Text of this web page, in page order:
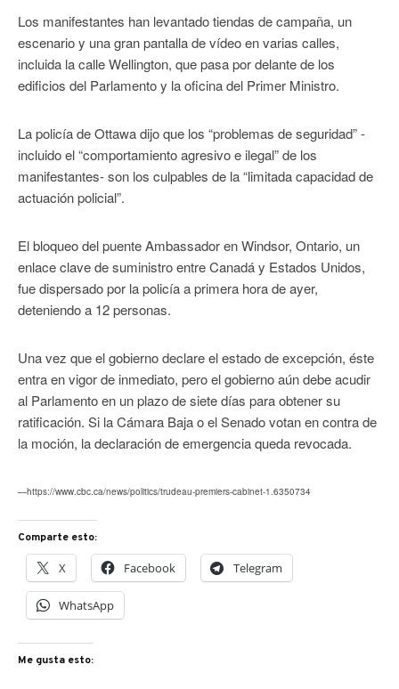
Los manifestantes han levantado tiendas de campaña, un
escenario y una gran pantalla de vídeo en varias calles,
incluida la calle Wellington, que pasa por delante de los
edificios del Parlamento y la oficina del Primer Ministro.
La policía de Ottawa dijo que los “problemas de seguridad” -
incluido el “comportamiento agresivo e ilegal” de los
manifestantes- son los culpables de la “limitada capacidad de
actuación policial”.
El bloqueo del puente Ambassador en Windsor, Ontario, un
enlace clave de suministro entre Canadá y Estados Unidos,
fue dispersado por la policía a primera hora de ayer,
deteniendo a 12 personas.
Una vez que el gobierno declare el estado de excepción, éste
entra en vigor de inmediato, pero el gobierno aún debe acudir
al Parlamento en un plazo de siete días para obtener su
ratificación. Si la Cámara Baja o el Senado votan en contra de
la moción, la declaración de emergencia queda revocada.
—https://www.cbc.ca/news/politics/trudeau-premiers-cabinet-1.6350734
Comparte esto:
X Facebook Telegram
WhatsApp
Me gusta esto: